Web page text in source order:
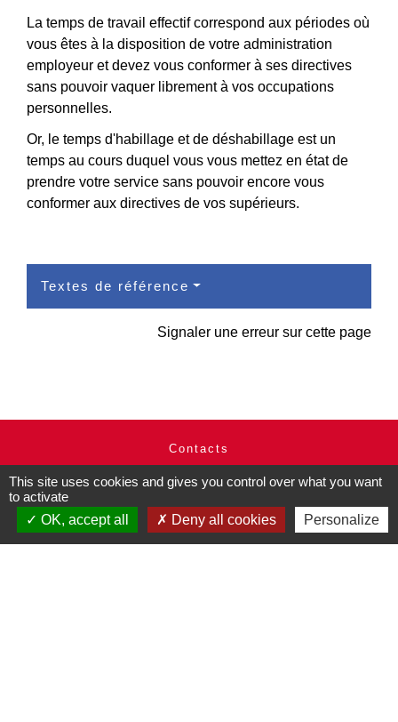
La temps de travail effectif correspond aux périodes où
vous êtes à la disposition de votre administration
employeur et devez vous conformer à ses directives
sans pouvoir vaquer librement à vos occupations
personnelles.
Or, le temps d'habillage et de déshabillage est un
temps au cours duquel vous vous mettez en état de
prendre votre service sans pouvoir encore vous
conformer aux directives de vos supérieurs.
Textes de référence
Signaler une erreur sur cette page
Contacts
2 rue des Rossignols
27130 Pullay - FRANCE
+33 2 32 32 18 58
This site uses cookies and gives you control over what you want
to activate
OK, accept all
Deny all cookies Personalize